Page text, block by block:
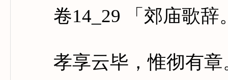
卷14_29 「郊庙歌辞
孝享云毕，惟彻有章